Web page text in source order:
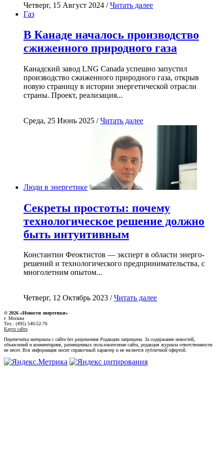
Четверг, 15 Август 2024 /Читать далее
Газ
В Канаде началось производство
сжиженного природного газа
Канадский завод LNG Canada успешно запустил
производство сжиженного природного газа, открыв
новую страницу в истории энергетической отрасли
страны. Проект, реализация...
Среда, 25 Июнь 2025 /Читать далее
Люди в энергетике
Секреты простоты: почему
технологическое решение должно
быть интуитивным
Константин Феоктистов — эксперт в области энерго-
решений и технологического предпринимательства, с
многолетним опытом...
Четверг, 12 Октябрь 2023 /Читать далее
© 2026 «Новости энеретики»
г. Москва
Тел.: (495) 540-52-76
Карта сайта
Перепечатка материала с сайта без разрешения Редакции запрещена. За содержание новостей,
объявлений и комментариев, размещенных пользователями сайта, редакция журнала ответственности
не несет. Вся информация носит справочный характер и не является публичной офертой.